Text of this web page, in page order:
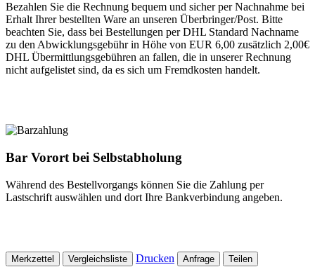
Bezahlen Sie die Rechnung bequem und sicher per Nachnahme bei
Erhalt Ihrer bestellten Ware an unseren Überbringer/Post. Bitte
beachten Sie, dass bei Bestellungen per DHL Standard Nachname
zu den Abwicklungsgebühr in Höhe von EUR 6,00 zusätzlich 2,00€
DHL Übermittlungsgebühren an fallen, die in unserer Rechnung
nicht aufgelistet sind, da es sich um Fremdkosten handelt.
Bar Vorort bei Selbstabholung
Während des Bestellvorgangs können Sie die Zahlung per
Lastschrift auswählen und dort Ihre Bankverbindung angeben.
Merkzettel Vergleichsliste Drucken Anfrage Teilen